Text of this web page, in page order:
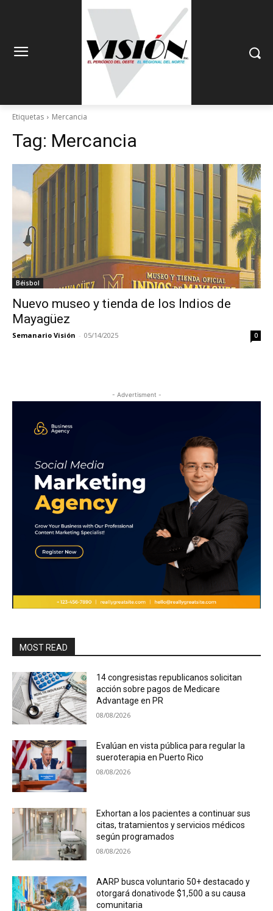
Etiquetas Mercancia
Tag: Mercancia
Béisbol
Nuevo museo y tienda de los Indios de
Mayagüez
Semanario Visión - 05/14/2025 0
- Advertisment -
MOST READ
14 congresistas republicanos solicitan
acción sobre pagos de Medicare
Advantage en PR
08/08/2026
Evalúan en vista pública para regular la
sueroterapia en Puerto Rico
08/08/2026
Exhortan a los pacientes a continuar sus
citas, tratamientos y servicios médicos
según programados
08/08/2026
AARP busca voluntario 50+ destacado y
otorgará donativode $1,500 a su causa
comunitaria